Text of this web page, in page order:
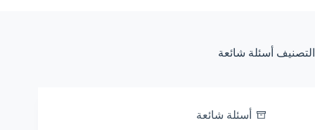
التصنيف أسئلة شائعة
أسئلة شائعة